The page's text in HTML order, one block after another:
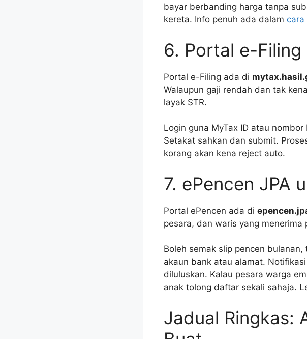
bayar berbanding harga tanpa
kereta. Info penuh ada dalam cara
6. Portal e-Filing
Portal e-Filing ada di
Walaupun gaji rendah dan tak
layak STR.
Login guna MyTax ID atau
Setakat sahkan dan submit.
korang akan kena reject auto.
7. ePencen JPA
Portal ePencen ada di
pesara, dan waris yang menerima
Boleh semak slip pencen
akaun bank atau alamat.
diluluskan. Kalau pesara warga
anak tolong daftar sekali sahaja.
Jadual Ringkas: